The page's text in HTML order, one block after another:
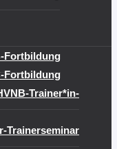
Fortbildung
Fortbildung
Trainer*in-
Trainerseminar